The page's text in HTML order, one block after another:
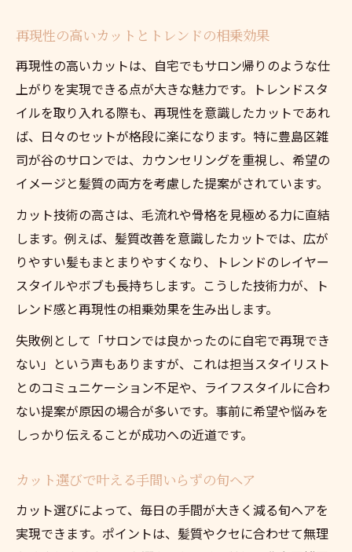
再現性の高いカットとトレンドの相乗効果
再現性の高いカットは、自宅でもサロン帰りのような仕
上がりを実現できる点が大きな魅力です。トレンドスタ
イルを取り入れる際も、再現性を意識したカットであれ
ば、日々のセットが格段に楽になります。特に豊島区雑
司が谷のサロンでは、カウンセリングを重視し、希望の
イメージと髪質の両方を考慮した提案がされています。
カット技術の高さは、毛流れや骨格を見極める力に直結
します。例えば、髪質改善を意識したカットでは、広が
りやすい髪もまとまりやすくなり、トレンドのレイヤー
スタイルやボブも長持ちします。こうした技術力が、ト
レンド感と再現性の相乗効果を生み出します。
失敗例として「サロンでは良かったのに自宅で再現でき
ない」という声もありますが、これは担当スタイリスト
とのコミュニケーション不足や、ライフスタイルに合わ
ない提案が原因の場合が多いです。事前に希望や悩みを
しっかり伝えることが成功への近道です。
カット選びで叶える手間いらずの旬ヘア
カット選びによって、毎日の手間が大きく減る旬ヘアを
実現できます。ポイントは、髪質やクセに合わせて無理